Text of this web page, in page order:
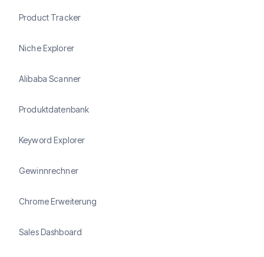
Product Tracker
Niche Explorer
Alibaba Scanner
Produktdatenbank
Keyword Explorer
Gewinnrechner
Chrome Erweiterung
Sales Dashboard